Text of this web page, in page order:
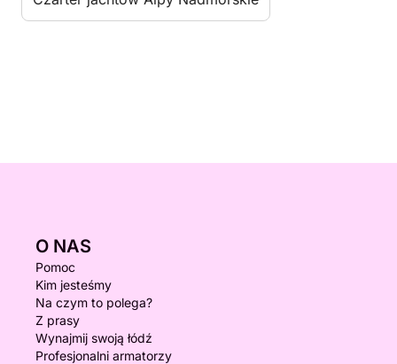
O NAS
Pomoc
Kim jesteśmy
Na czym to polega?
Z prasy
Wynajmij swoją łódź
Profesjonalni armatorzy